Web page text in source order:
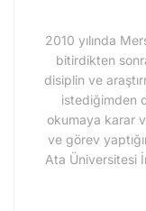
2010 yılında
bitirdikten
disiplin ve
istediğimden
okumaya karar
ve görev
Ata Üniversitesi